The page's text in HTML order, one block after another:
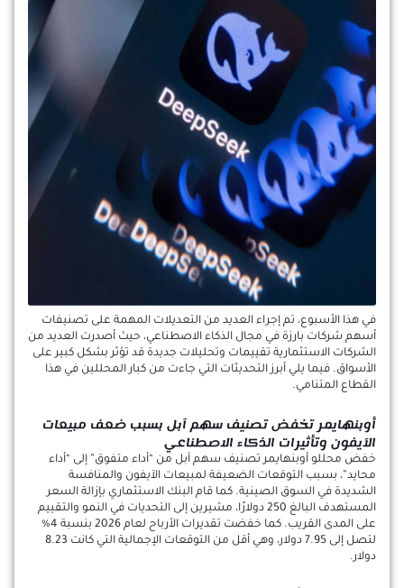
في هذا الأسبوع، تم إجراء العديد من التعديلات المهمة على تصنيفات
أسهم شركات بارزة في مجال الذكاء الاصطناعي، حيث أصدرت العديد من
الشركات الاستثمارية تقييمات وتحليلات جديدة قد تؤثر بشكل كبير على
الأسواق. فيما يلي أبرز التحديثات التي جاءت من كبار المحللين في هذا
القطاع المتنامي.
أوبنهايمر تخفض تصنيف سهم آبل بسبب ضعف مبيعات
الآيفون وتأثيرات الذكاء الاصطناعي
خفض محللو أوبنهايمر تصنيف سهم آبل من “أداء متفوق” إلى “أداء
محايد”، بسبب التوقعات الضعيفة لمبيعات الآيفون والمنافسة
الشديدة في السوق الصينية. كما قام البنك الاستثماري بإزالة السعر
المستهدف البالغ 250 دولارًا، مشيرين إلى التحديات في النمو والتقييم
على المدى القريب. كما خفضت تقديرات الأرباح لعام 2026 بنسبة 4%
لتصل إلى 7.95 دولار، وهي أقل من التوقعات الإجمالية التي كانت 8.23
دولار.